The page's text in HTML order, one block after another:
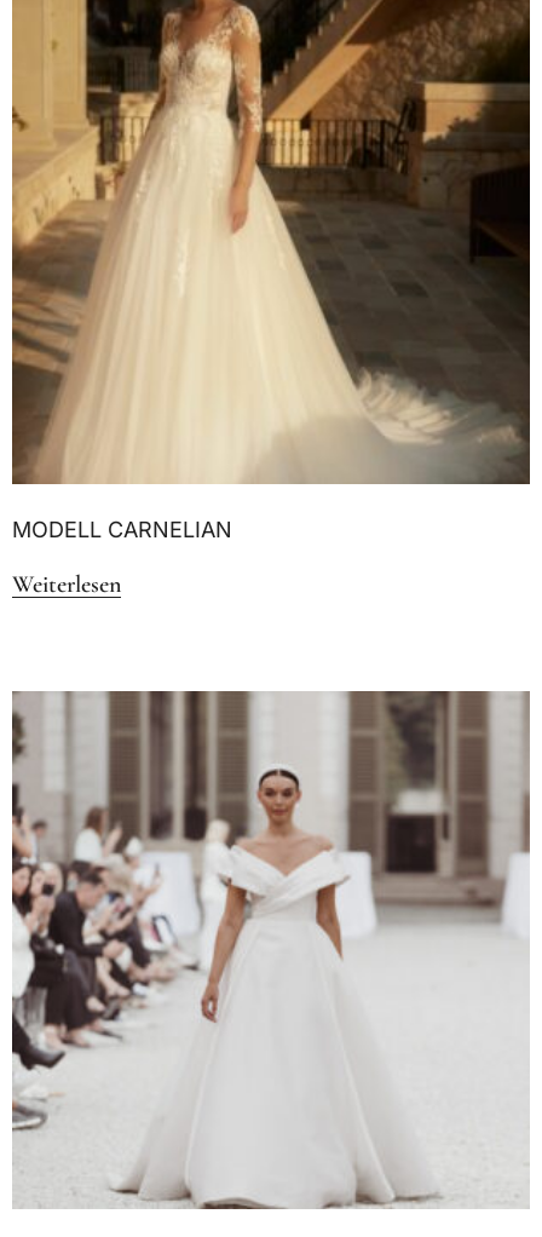
MODELL CARNELIAN
Weiterlesen